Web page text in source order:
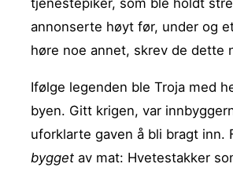
tjeneste­piker, som ble holdt
annonserte høyt før, under og
høre noe annet, skrev de dette
Ifølge legenden ble Troja med
byen. Gitt krigen, var
uforklarte gaven å bli bragt
bygget av mat: Hvetestakker